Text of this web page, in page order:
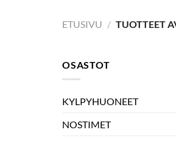
ETUSIVU / TUOTTEET
OSASTOT
KYLPYHUONEET
NOSTIMET